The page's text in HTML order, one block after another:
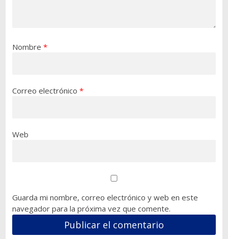
Nombre *
Correo electrónico *
Web
Guarda mi nombre, correo electrónico y web en este
navegador para la próxima vez que comente.